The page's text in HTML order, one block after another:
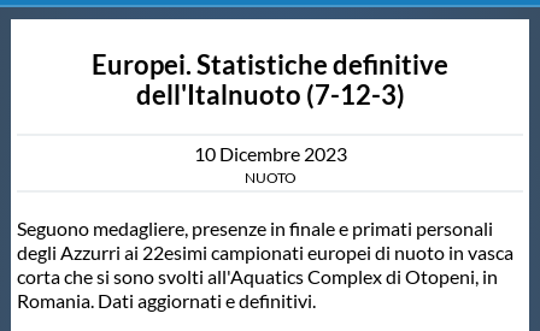
Tuffi
Salvamento
Europei. Statistiche definitive
dell'Italnuoto (7-12-3)
10 Dicembre 2023
NUOTO
Seguono medagliere, presenze in finale e primati personali
degli Azzurri ai 22esimi campionati europei di nuoto in vasca
corta che si sono svolti all'Aquatics Complex di Otopeni, in
Romania. Dati aggiornati e definitivi.